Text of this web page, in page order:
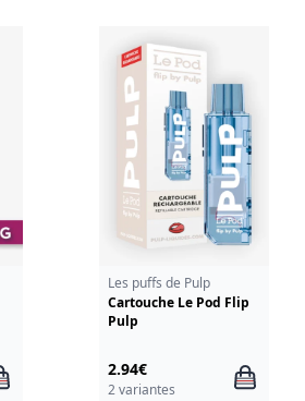
Les puffs de Pulp
Cartouche Le Pod Flip
Pulp
2.94€
2 variantes